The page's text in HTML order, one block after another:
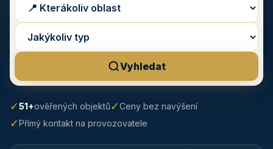
Vyhledat
✓51+ověřených objektů✓Ceny bez navýšení
✓Přímý kontakt na provozovatele